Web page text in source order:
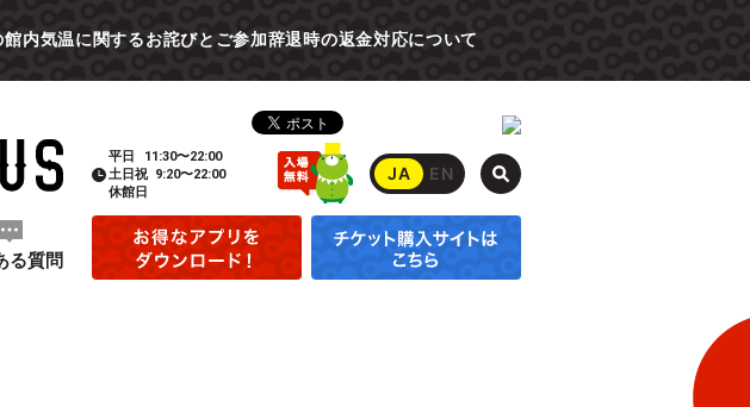
館内気温に関するお詫びとご参加辞退時の返金対応について
る質問
平日
11:30〜22:00
土日祝 9:20〜22:00
休館日
JA EN